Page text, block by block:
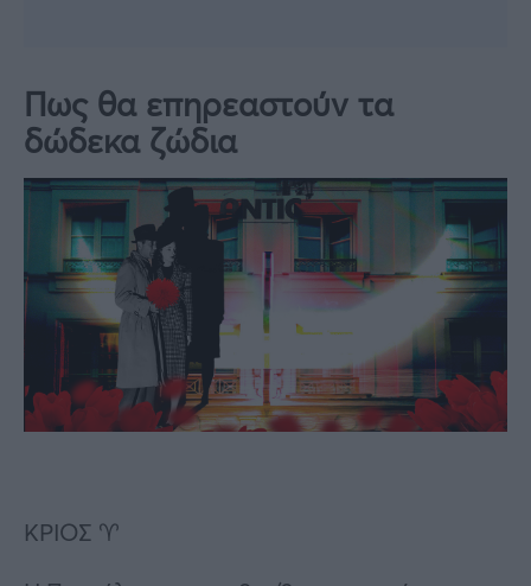
Πως θα επηρεαστούν τα
δώδεκα ζώδια
ΚΡΙΟΣ ♈